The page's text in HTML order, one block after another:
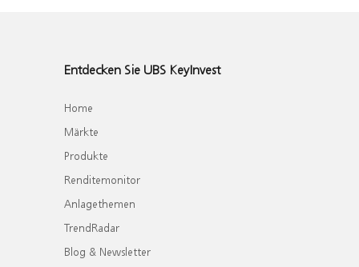
Entdecken Sie UBS KeyInvest
Home
Märkte
Produkte
Renditemonitor
Anlagethemen
TrendRadar
Blog & Newsletter